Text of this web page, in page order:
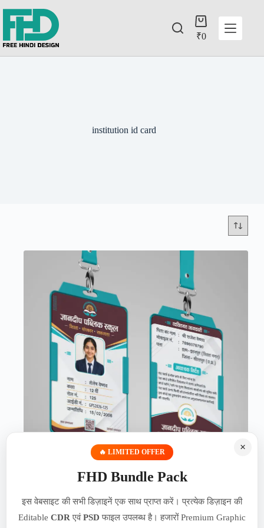
×
🔥 LIMITED OFFER
FHD Bundle Pack
इस वेबसाइट की सभी डिज़ाइनें एक साथ प्राप्त करें। प्रत्येक डिज़ाइन की
Editable CDR एवंPSD फाइल उपलब्ध है। हजारों Premium Graphic
₹0
institution id card
Modern Education ID Card Template for Schools | Print
Ready CMYK Design | 060626
₹49